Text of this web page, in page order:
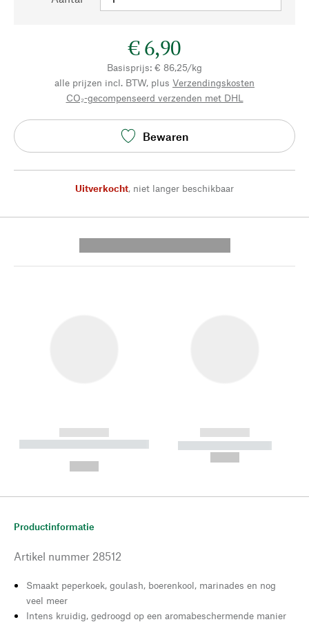
€ 6,90
Basisprijs: € 86,25/kg
alle prijzen incl. BTW, plus Verzendingskosten
CO₂-gecompenseerd verzenden met DHL
Bewaren
Uitverkocht, niet langer beschikbaar
------------
----------- ----------- --------
------------
----------- -----------
Productinformatie
Artikel nummer 28512
Smaakt peperkoek, goulash, boerenkool, marinades en nog
veel meer
Intens kruidig, gedroogd op een aromabeschermende manier